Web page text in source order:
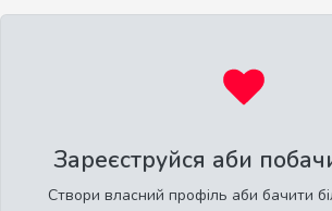
Зареєструйся аби
Створи власний профіль аби бачити